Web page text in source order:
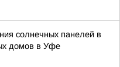
солнечных панелей в
домов в Уфе